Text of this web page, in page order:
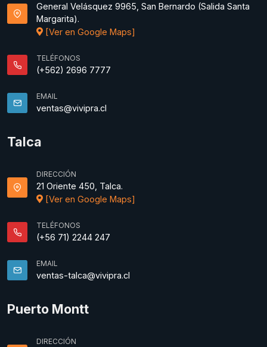
General Velásquez 9965, San Bernardo (Salida Santa
Margarita).
[Ver en Google Maps]
TELÉFONOS
(+562) 2696 7777
EMAIL
ventas@vivipra.cl
Talca
DIRECCIÓN
21 Oriente 450, Talca.
[Ver en Google Maps]
TELÉFONOS
(+56 71) 2244 247
EMAIL
ventas-talca@vivipra.cl
Puerto Montt
DIRECCIÓN